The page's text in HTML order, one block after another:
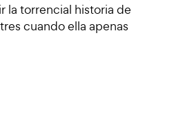
la torrencial historia de
cuando ella apenas